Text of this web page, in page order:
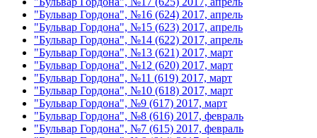
"Бульвар Гордона", №16 (624) 2017, апрель
"Бульвар Гордона", №15 (623) 2017, апрель
"Бульвар Гордона", №14 (622) 2017, апрель
"Бульвар Гордона", №13 (621) 2017, март
"Бульвар Гордона", №12 (620) 2017, март
"Бульвар Гордона", №11 (619) 2017, март
"Бульвар Гордона", №10 (618) 2017, март
"Бульвар Гордона", №9 (617) 2017, март
"Бульвар Гордона", №8 (616) 2017, февраль
"Бульвар Гордона", №7 (615) 2017, февраль